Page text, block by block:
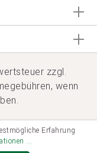
zzgl.
wenn
Erfahrung
...